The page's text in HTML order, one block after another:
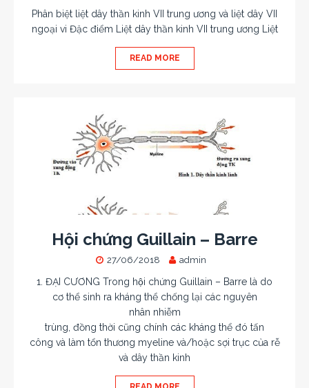
Phân biệt liệt dây thần kinh VII trung ương và liệt dây VII
ngoại vi Đặc điểm Liệt dây thần kinh VII trung ương Liệt
READ MORE
Hội chứng Guillain – Barre
27/06/2018 admin
1. ĐẠI CƯƠNG Trong hội chứng Guillain – Barre là do
cơ thể sinh ra kháng thể chống lại các nguyên
nhân nhiễm
trùng, đồng thời cũng chính các kháng thể đó tấn
công và làm tổn thương myeline và/hoặc sợi trục của rễ
và dây thần kinh